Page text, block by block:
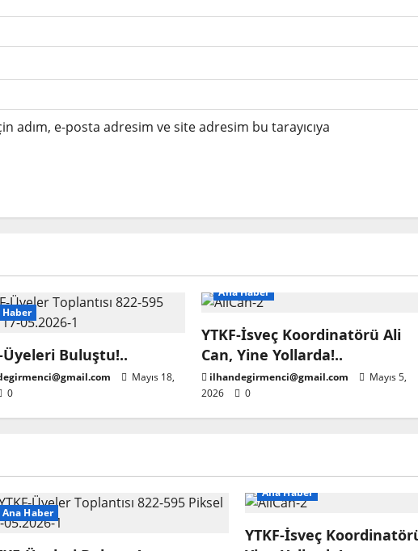
adım, e-posta adresim ve site adresim bu tarayıcıya
Haber
Üyeleri Buluştu!..
Mayıs 18,
0
Ana Haber
YTKF-İsveç Koordinatörü Ali
Can, Yine Yollarda!..
ilhandegirmenci@gmail.com
Mayıs 5,
2026
0
Ana Haber
Ana Haber
YTKF-İsveç